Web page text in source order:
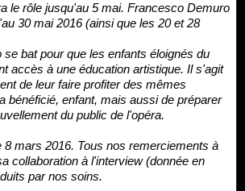
le rôle jusqu'au 5 mai. Francesco Demuro
30 mai 2016 (ainsi que les 20 et 28
se bat pour que les enfants éloignés du
accès à une éducation artistique. Il s'agit
de leur faire profiter des mêmes
bénéficié, enfant, mais aussi de préparer
du public de l'opéra.
8 mars 2016. Tous nos remerciements à
collaboration à l'interview (donnée en
par nos soins.